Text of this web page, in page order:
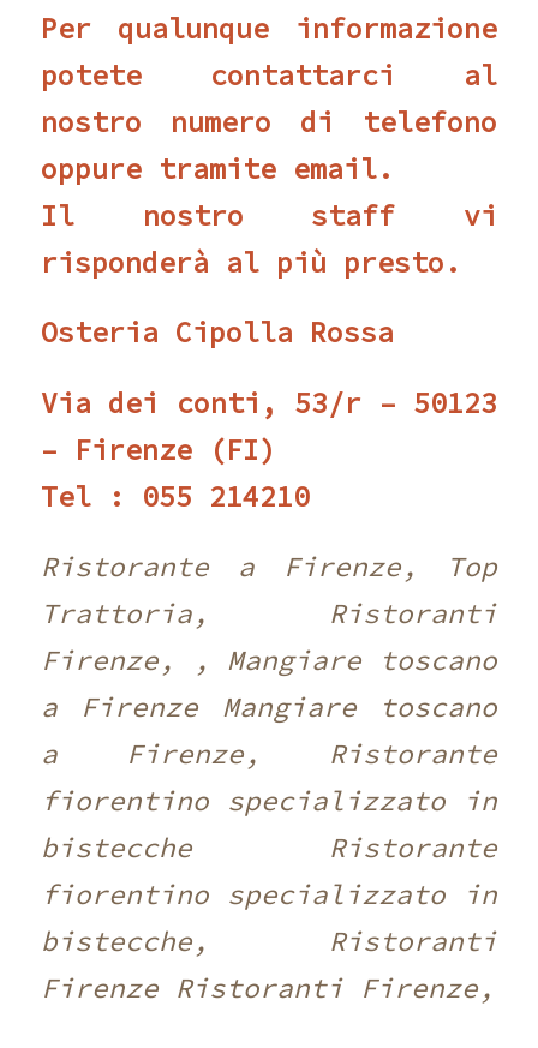
Per qualunque informazione
potete contattarci al
nostro numero di telefono
oppure tramite email.
Il nostro staff vi
risponderà al più presto.
Osteria Cipolla Rossa
Via dei conti, 53/r – 50123
– Firenze (FI)
Tel : 055 214210
Ristorante a Firenze, Top
Trattoria, Ristoranti
Firenze, , Mangiare toscano
a Firenze Mangiare toscano
a Firenze, Ristorante
fiorentino specializzato in
bistecche Ristorante
fiorentino specializzato in
bistecche, Ristoranti
Firenze Ristoranti Firenze,